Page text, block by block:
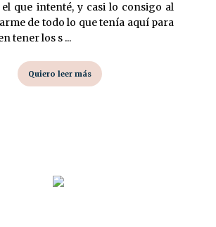
que intenté, y casi lo consigo al
de todo lo que tenía aquí para
tener los s ...
Quiero leer más